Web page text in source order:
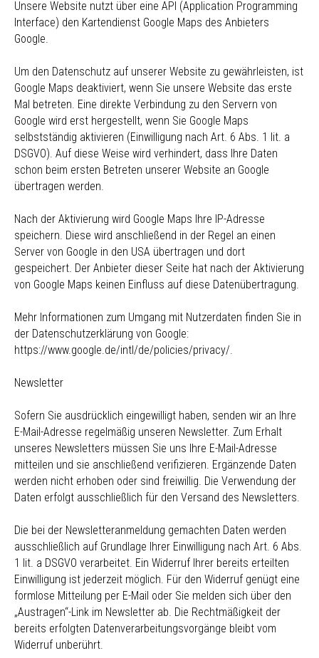
Unsere Website nutzt über eine API (Application Programming
Interface) den Kartendienst Google Maps des Anbieters
Google.
Um den Datenschutz auf unserer Website zu gewährleisten, ist
Google Maps deaktiviert, wenn Sie unsere Website das erste
Mal betreten. Eine direkte Verbindung zu den Servern von
Google wird erst hergestellt, wenn Sie Google Maps
selbstständig aktivieren (Einwilligung nach Art. 6 Abs. 1 lit. a
DSGVO). Auf diese Weise wird verhindert, dass Ihre Daten
schon beim ersten Betreten unserer Website an Google
übertragen werden.
Nach der Aktivierung wird Google Maps Ihre IP-Adresse
speichern. Diese wird anschließend in der Regel an einen
Server von Google in den USA übertragen und dort
gespeichert. Der Anbieter dieser Seite hat nach der Aktivierung
von Google Maps keinen Einfluss auf diese Datenübertragung.
Mehr Informationen zum Umgang mit Nutzerdaten finden Sie in
der Datenschutzerklärung von Google:
https://www.google.de/intl/de/policies/privacy/.
Newsletter
Sofern Sie ausdrücklich eingewilligt haben, senden wir an Ihre
E-Mail-Adresse regelmäßig unseren Newsletter. Zum Erhalt
unseres Newsletters müssen Sie uns Ihre E-Mail-Adresse
mitteilen und sie anschließend verifizieren. Ergänzende Daten
werden nicht erhoben oder sind freiwillig. Die Verwendung der
Daten erfolgt ausschließlich für den Versand des Newsletters.
Die bei der Newsletteranmeldung gemachten Daten werden
ausschließlich auf Grundlage Ihrer Einwilligung nach Art. 6 Abs.
1 lit. a DSGVO verarbeitet. Ein Widerruf Ihrer bereits erteilten
Einwilligung ist jederzeit möglich. Für den Widerruf genügt eine
formlose Mitteilung per E-Mail oder Sie melden sich über den
„Austragen“-Link im Newsletter ab. Die Rechtmäßigkeit der
bereits erfolgten Datenverarbeitungsvorgänge bleibt vom
Widerruf unberührt.